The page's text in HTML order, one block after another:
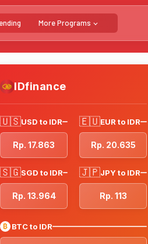
More Programs
IDfinance
🇺🇸USD to IDR
Rp. 17.863
🇪🇺EUR to IDR
Rp. 20.635
🇸🇬SGD to IDR
Rp. 13.964
🇯🇵JPY to IDR
Rp. 113
₿ BTC to IDR